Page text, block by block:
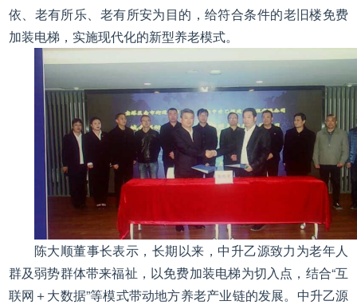
依、老有所乐、老有所安为目的，给符合条件的老旧楼免费
加装电梯，实施现代化的新型养老模式。
陈大顺董事长表示，长期以来，中升乙源致力为老年人
群及弱势群体带来福祉，以免费加装电梯为切入点，结合“互
联网＋大数据”等模式带动地方养老产业链的发展。中升乙源